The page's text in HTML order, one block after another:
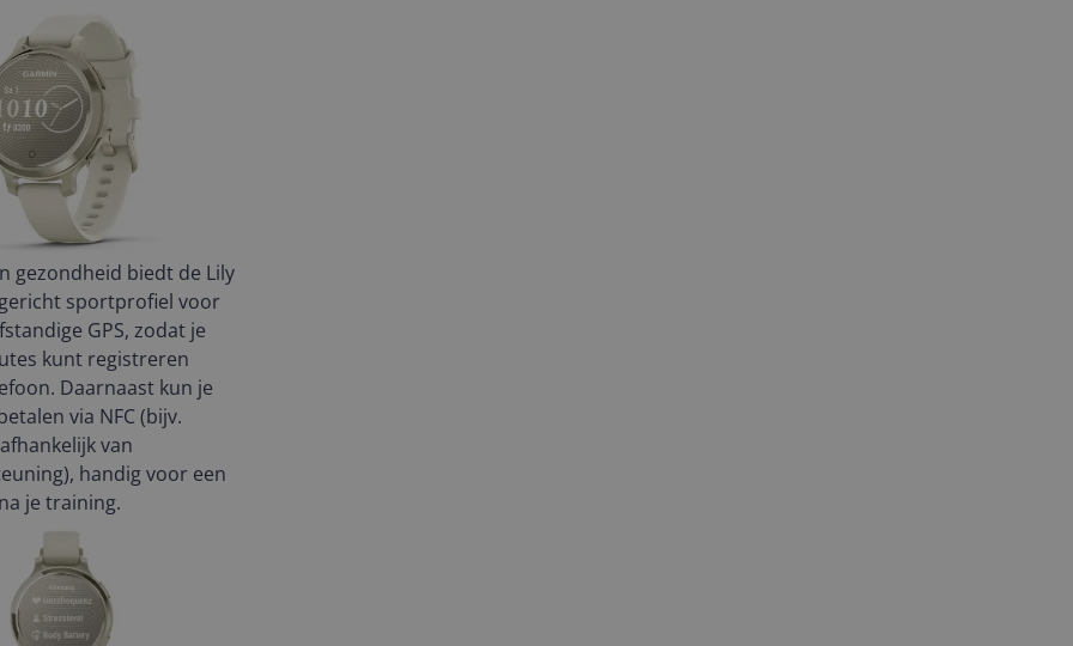
gezondheid biedt de Lily
sportprofiel voor
GPS, zodat je
kunt registreren
Daarnaast kun je
via NFC (bijv.
van
handig voor een
je training.